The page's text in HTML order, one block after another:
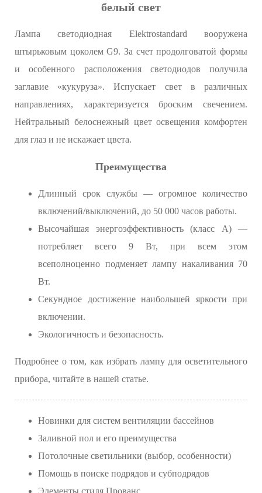
белый свет
Лампа светодиодная Elektrostandard вооружена
штырьковым цоколем G9. За счет продолговатой формы
и особенного расположения светодиодов получила
заглавие «кукуруза». Испускает свет в различных
направлениях, характеризуется броским свечением.
Нейтральный белоснежный цвет освещения комфортен
для глаз и не искажает цвета.
Преимущества
Длинный срок службы — огромное количество
включений/выключений, до 50 000 часов работы.
Высочайшая энергоэффективность (класс А) —
потребляет всего 9 Вт, при всем этом
всеполноценно подменяет лампу накаливания 70
Вт.
Секундное достижение наибольшей яркости при
включении.
Экологичность и безопасность.
Подробнее о том, как избрать лампу для осветительного
прибора, читайте в нашей статье.
Новинки для систем вентиляции бассейнов
Заливной пол и его преимущества
Потолочные светильники (выбор, особенности)
Помощь в поиске подрядов и субподрядов
Элементы стиля Прованс